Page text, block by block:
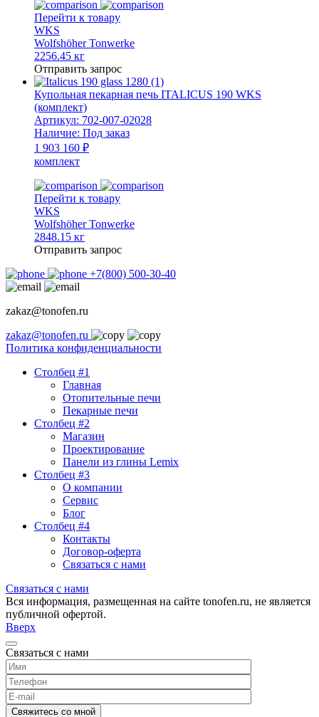
Перейти к товару
WKS
Wolfshöher Tonwerke
2256.45 кг
Отправить запрос
Купольная пекарная печь ITALICUS 190 WKS
(комплект)
Артикул: 702-007-02028
Наличие: Под заказ
1 903 160 ₽
комплект
Перейти к товару
WKS
Wolfshöher Tonwerke
2848.15 кг
Отправить запрос
+7(800) 500-30-40
zakaz@tonofen.ru
zakaz@tonofen.ru
Политика конфиденциальности
Столбец #1
Главная
Отопительные печи
Пекарные печи
Столбец #2
Магазин
Проектирование
Панели из глины Lemix
Столбец #3
О компании
Сервис
Блог
Столбец #4
Контакты
Договор-оферта
Связаться с нами
Связаться с нами
Вся информация, размещенная на сайте tonofen.ru, не является
публичной офертой.
Вверх
Связаться с нами